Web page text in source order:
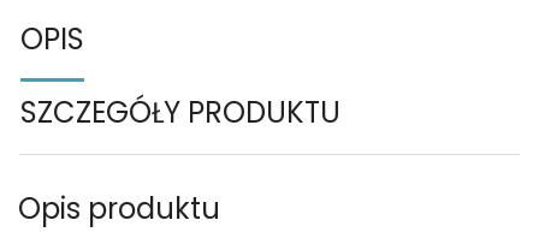
OPIS
SZCZEGÓŁY PRODUKTU
Opis produktu